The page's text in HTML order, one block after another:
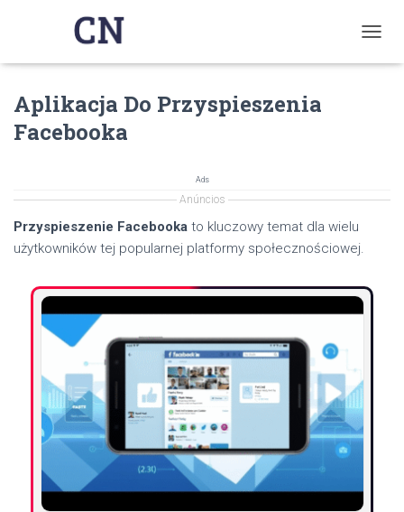
O
I
Aplikacja Do Przyspieszenia
Facebooka
Ads
Anúncios
Przyspieszenie Facebooka to kluczowy temat dla wielu
użytkowników tej popularnej platformy społecznościowej.